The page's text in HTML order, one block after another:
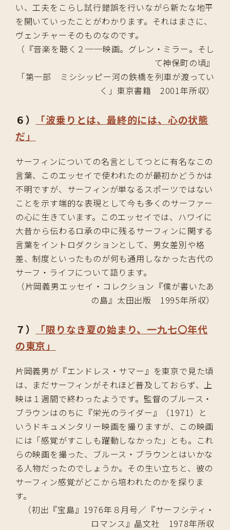
い、工夫をこらし試行錯誤を行いながら新たな地平
を開いていったことがわかります。それはまさに、
ヴェンチャーそのものなのです。
（『音楽を聴く２──映画。グレン・ミラー。そし
て神保町の頃』
「第一部 ミシシッピー河の鉄橋を列車が渡ってい
く」東京書籍 2001年所収）
６）
「波乗りとは、最終的には、心の状態
だ」
サーフィンについての名言としてつとに有名なこの
言葉、このエッセイで使われたのが最初かどうかは
不明ですが、サーフィンが単なるスポーツではない
ことを示す端的な表現として今も多くのサーファー
の心に生きています。このエッセイでは、ハワイに
大昔から伝わるロ承の中に残るサーフィンに関する
言葉をイントロダクションとして、男女差別や格
差、制度といったものが何も通用しなかった古代の
サーフ・ライフについて語ります。
（片岡義男エッセイ・コレクション『僕が書いたあ
の島』太田出版 1995年所収）
７）
「限りなき夏の始まり、一九七〇年代
の東京」
片岡義男が『エンドレス・サマー』を東京で見た頃
は、まだサーフィンがそれほど普及しておらず、上
映は１週間で終わったようです。監督のブルース・
ブラウンはのちに『栄光のライダー』（1971）と
いうドキュメンタリー映画を撮りますが、この映画
には「感覚がすこしも躍動しなかった」とも。これ
らの映画を撮った、ブルース・ブラウンとはいかな
る人物だったのでしょうか。その生い立ちと、彼の
サーフィン感覚がどこから培われたのかを探りま
す。
（初出『宝島』1976年８月号／『サーフシティ・
ロマンス』晶文社 1978年所収